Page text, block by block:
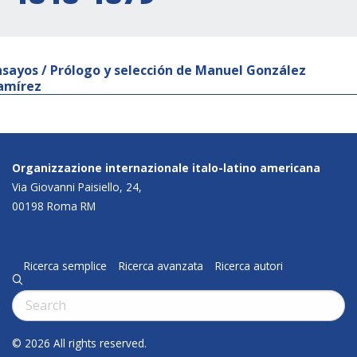
/ Prólogo y selección de Manuel González
Organizzazione internazionale italo-latino americana
Via Giovanni Paisiello, 24,
00198 Roma RM
Ricerca semplice Ricerca avanzata Ricerca autori
q
Cerca:
© 2026 All rights reserved.